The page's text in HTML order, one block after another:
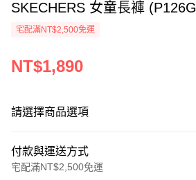
SKECHERS 女童長褲
宅配滿NT$2,500免運
NT$1,890
請選擇商品選項
付款與運送方式
宅配滿NT$2,500免運